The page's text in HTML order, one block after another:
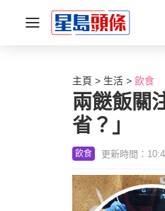
主頁 生活 飲食
兩餸飯關
省？」
飲食 更新時間：